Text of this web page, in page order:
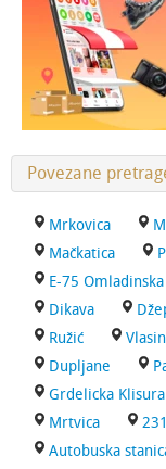
Povezane
Mrkovica
Mačkatica
E-75
Dikava
Ružić
Dupljane
Grdelicka Klisura
Mrtvica
Autobuska